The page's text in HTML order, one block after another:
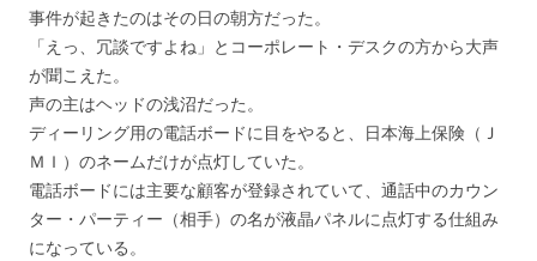
事件が起きたのはその日の朝方だった。
「えっ、冗談ですよね」とコーポレート・デスクの方から大声
が聞こえた。
声の主はヘッドの浅沼だった。
ディーリング用の電話ボードに目をやると、日本海上保険（Ｊ
ＭＩ）のネームだけが点灯していた。
電話ボードには主要な顧客が登録されていて、通話中のカウン
ター・パーティー（相手）の名が液晶パネルに点灯する仕組み
になっている。